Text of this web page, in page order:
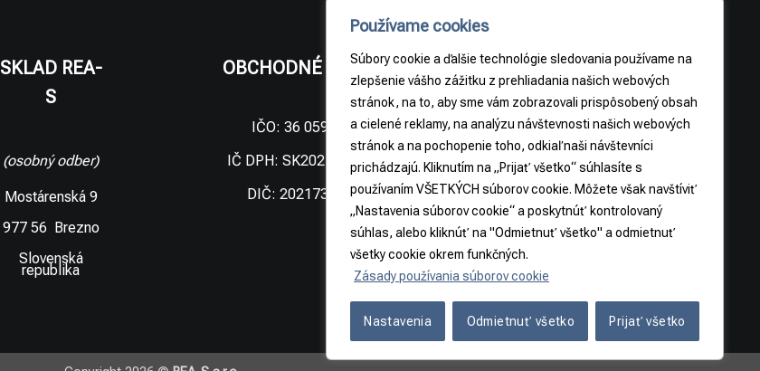
Používame cookies
Súbory cookie a ďalšie technológie sledovania používame na
zlepšenie vášho zážitku z prehliadania našich webových
stránok, na to, aby sme vám zobrazovali prispôsobený obsah
a cielené reklamy, na analýzu návštevnosti našich webových
stránok a na pochopenie toho, odkiaľ naši návštevníci
prichádzajú. Kliknutím na „Prijať všetko“ súhlasíte s
používaním VŠETKÝCH súborov cookie. Môžete však navštíviť
„Nastavenia súborov cookie“ a poskytnúť kontrolovaný
súhlas, alebo kliknúť na "Odmietnuť všetko" a odmietnuť
všetky cookie okrem funkčných.
Zásady používania súborov cookie
Nastavenia Odmietnuť všetko Prijať všetko
SKLAD REA-
S
(osobný odber)
Mostárenská 9
977 56 Brezno
Slovenská
republika
OBCHODNÉ ÚDAJE
IČO: 36 059 099
IČ DPH: SK2021733065
DIČ: 2021733065
PRÁVNE INFORMÁCIE
Obchodné podmienky
Odstúpenie od zmluvy